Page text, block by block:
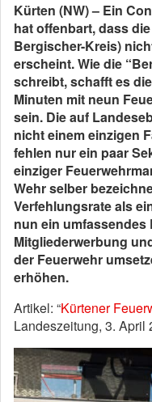
Kürten (NW) – Ein
hat offenbart, dass
Bergischer-Kreis)
erscheint. Wie die
schreibt, schafft es
Minuten mit neun
sein. Die auf
nicht einem einzigen
fehlen nur ein paar
einziger
Wehr selber
Verfehlungsrate als
nun ein umfassendes
Mitgliederwerbung
der Feuerwehr
erhöhen.
Artikel: “Kürtener
Landeszeitung, 3. April